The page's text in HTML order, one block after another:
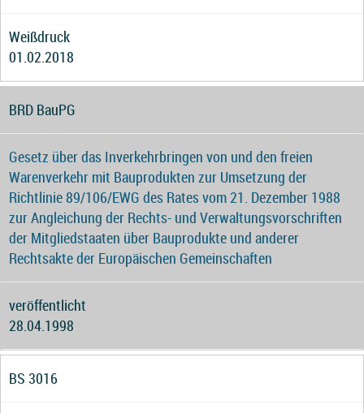
Weißdruck
01.02.2018
BRD BauPG
Gesetz über das Inverkehrbringen von und den freien
Warenverkehr mit Bauprodukten zur Umsetzung der
Richtlinie 89/106/EWG des Rates vom 21. Dezember 1988
zur Angleichung der Rechts- und Verwaltungsvorschriften
der Mitgliedstaaten über Bauprodukte und anderer
Rechtsakte der Europäischen Gemeinschaften
veröffentlicht
28.04.1998
BS 3016